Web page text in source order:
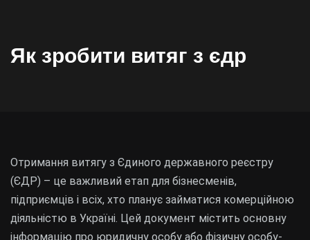
Як зробити витяг з єдр
Отримання витягу з Єдиного державного реєстру
(ЄДР) – це важливий етап для бізнесменів,
підприємців і всіх, хто планує займатися комерційною
діяльністю в Україні. Цей документ містить основну
інформацію про юридичну особу або фізичну особу-